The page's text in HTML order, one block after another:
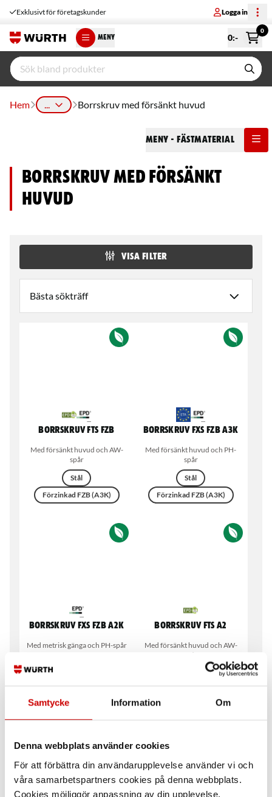
Samtycke Information Om
Denna webbplats använder cookies
För att förbättra din användarupplevelse använder vi och
våra samarbetspartners cookies på denna webbplats.
Cookies möjliggör anpassning av din upplevelse,
Exklusivt för företagskunder Logga in
MENY 0:-
0
Hem ... Borrskruv med försänkt huvud
Meny - Fästmaterial
Borrskruv med försänkt
huvud
VISA FILTER
Borrskruv FTS FZB
Med försänkt huvud och AW-
spår
Stål
Förzinkad FZB (A3K)
Borrskruv FXS FZB A3K
Med försänkt huvud och PH-
spår
Stål
Förzinkad FZB (A3K)
Borrskruv FXS FZB A2K
Med metrisk gänga och PH-spår
DIN 7504
Borrskruv FTS A2
Med försänkt huvud och AW-
spår
Rostfritt stål A2